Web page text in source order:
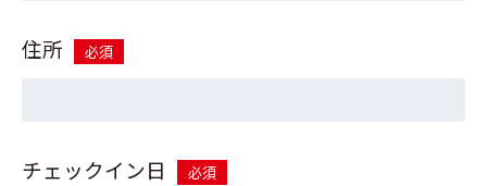
住所 必須
チェックイン日 必須